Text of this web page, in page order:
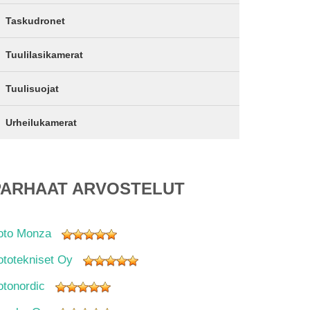
Taskudronet
Tuulilasikamerat
Tuulisuojat
Urheilukamerat
ARVOSTELUT
Monza
Oy